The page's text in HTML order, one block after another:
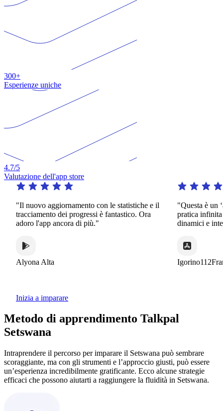
300+
Esperienze uniche
4.7/5
Valutazione dell'app store
"Il nuovo aggiornamento con le statistiche e il
tracciamento dei progressi è fantastico. Ora
adoro l'app ancora di più."
Alyona Alta
"Questa è un
pratica infinita
dinamici e
Igorino112France
Inizia a imparare
Metodo di apprendimento Talkpal
Setswana
Intraprendere il percorso per imparare il Setswana può sembrare
scoraggiante, ma con gli strumenti e l’approccio giusti, può essere
un’esperienza incredibilmente gratificante. Ecco alcune strategie
efficaci che possono aiutarti a raggiungere la fluidità in Setswana.